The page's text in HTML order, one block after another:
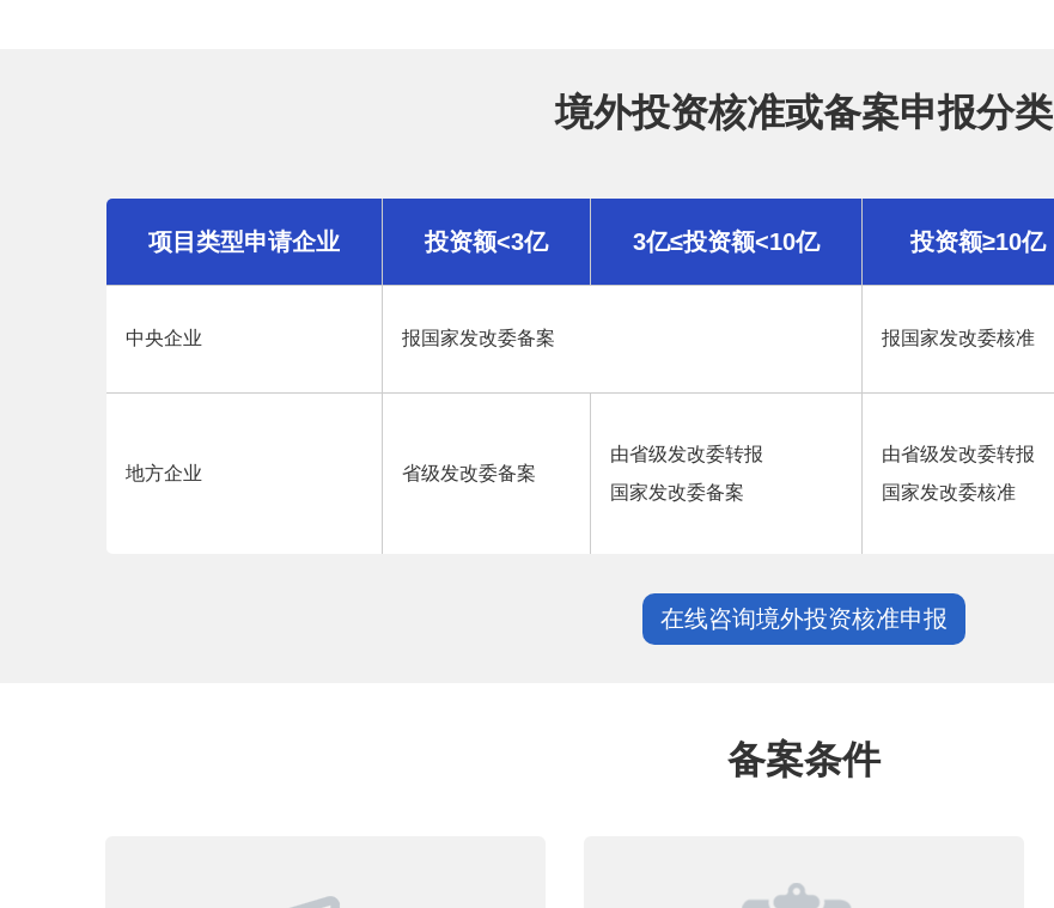
境外投资核准或备案申报分类
项目类型申请企业 投资额<3亿 3亿≤投资额<10亿 投资额≥10亿
中央企业 报国家发改委备案 报国家发改委核准
地方企业 省级发改委备案
由省级发改委转报
国家发改委备案
由省级发改委转报
国家发改委核准
在线咨询境外投资核准申报
备案条件